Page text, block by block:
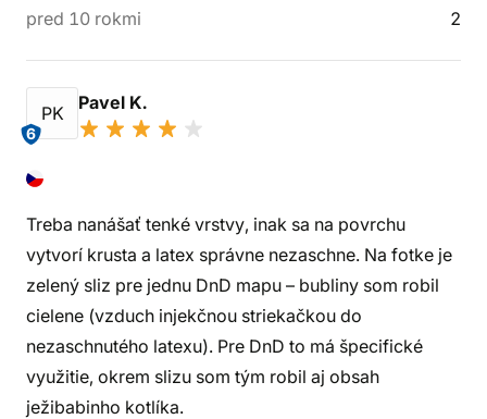
pred 10 rokmi 2
PK
6
Pavel K.
Treba nanášať tenké vrstvy, inak sa na povrchu
vytvorí krusta a latex správne nezaschne. Na fotke je
zelený sliz pre jednu DnD mapu – bubliny som robil
cielene (vzduch injekčnou striekačkou do
nezaschnutého latexu). Pre DnD to má špecifické
využitie, okrem slizu som tým robil aj obsah
ježibabinho kotlíka.